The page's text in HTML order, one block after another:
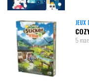
JEUX
5